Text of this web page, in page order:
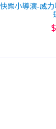
快樂小導演-威